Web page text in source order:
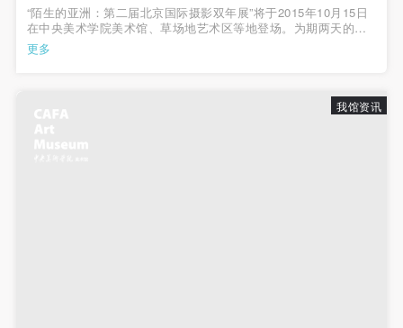
“陌生的亚洲：第二届北京国际摄影双年展”将于2015年10月15日
在中央美术学院美术馆、草场地艺术区等地登场。为期两天的策
展人会议在第一天观看并商议确认了大部分参展作品后，第二天
的会议围绕展览学术研讨活动安排、公共教育活动安排、展览形
更多
我馆资讯
手机号码
手机号码将作为您的登录账号